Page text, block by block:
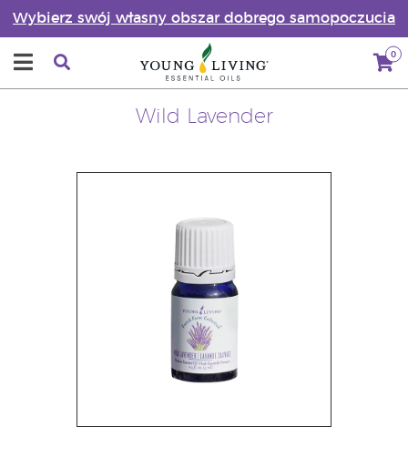
Wybierz swój własny obszar dobrego samopoczucia
0
Wild Lavender